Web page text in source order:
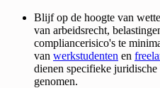
Blijf op de hoogte van
van arbeidsrecht,
compliancerisico's te
van werkstudenten en
dienen specifieke
genomen.